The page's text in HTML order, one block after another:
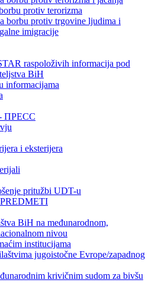
protiv terorizma
borbu protiv trgovine ljudima i
imigracije
raspoloživih informacija pod
BiH
informacijama
ПРЕСC
i eksterijera
pritužbi UDT-u
BiH na međunarodnom,
nivou
institucijama
jugoistočne Evrope/zapadnog
krivičnim sudom za bivšu